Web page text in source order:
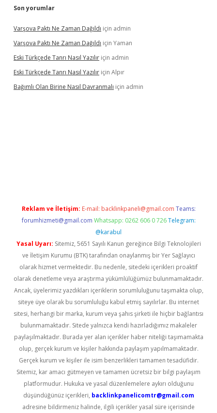
Son yorumlar
Varşova Paktı Ne Zaman Dağıldı için admin
Varşova Paktı Ne Zaman Dağıldı için Yaman
Eski Türkçede Tanrı Nasıl Yazılır için admin
Eski Türkçede Tanrı Nasıl Yazılır için Alpır
Bağımlı Olan Birine Nasıl Davranmalı için admin
Reklam ve İletişim: E-mail: backlinkpaneli@gmail.com Teams:
forumhizmeti@gmail.com Whatsapp: 0262 606 0 726 Telegram:
@karabul
Yasal Uyarı: Sitemiz, 5651 Sayılı Kanun gereğince Bilgi Teknolojileri
ve İletişim Kurumu (BTK) tarafından onaylanmış bir Yer Sağlayıcı
olarak hizmet vermektedir. Bu nedenle, sitedeki içerikleri proaktif
olarak denetleme veya araştırma yükümlülüğümüz bulunmamaktadır.
Ancak, üyelerimiz yazdıkları içeriklerin sorumluluğunu taşımakta olup,
siteye üye olarak bu sorumluluğu kabul etmiş sayılırlar. Bu internet
sitesi, herhangi bir marka, kurum veya şahıs şirketi ile hiçbir bağlantısı
bulunmamaktadır. Sitede yalnızca kendi hazırladığımız makaleler
paylaşılmaktadır. Burada yer alan içerikler haber niteliği taşımamakta
olup, gerçek kurum ve kişiler hakkında paylaşım yapılmamaktadır.
Gerçek kurum ve kişiler ile isim benzerlikleri tamamen tesadüfidir.
Sitemiz, kar amacı gütmeyen ve tamamen ücretsiz bir bilgi paylaşım
platformudur. Hukuka ve yasal düzenlemelere aykırı olduğunu
düşündüğünüz içerikleri, backlinkpanelicomtr@gmail.com
adresine bildirmeniz halinde, ilgili içerikler yasal süre içerisinde